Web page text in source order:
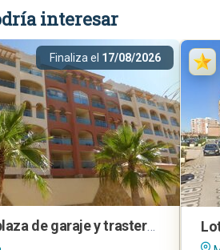
interesar
Finaliza el 17/08/2026
Subasta de plaza de garaje y trastero en El Ejido (Almería)